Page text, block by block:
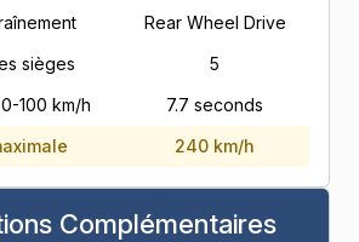
Rear Wheel Drive
sièges
5
100 km/h
7.7 seconds
240 km/h
Complémentaires